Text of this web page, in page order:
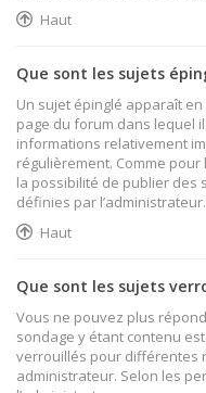
Haut
Que sont les sujets
Un sujet épinglé apparaît
page du forum dans lequel
informations relativement
régulièrement. Comme
la possibilité de publier des
définies par l’administrateur.
Haut
Que sont les sujets
Vous ne pouvez plus
sondage y étant contenu
verrouillés pour différentes
administrateur. Selon les